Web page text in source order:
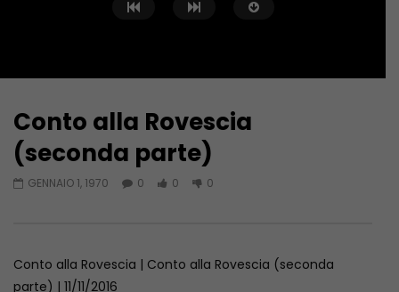
Conto alla Rovescia – 26/06/2026
Conto alla Rovescia
(seconda parte)
GENNAIO 1, 1970 0 0 0
Conto alla Rovescia | Conto alla Rovescia (seconda
parte) | 11/11/2016